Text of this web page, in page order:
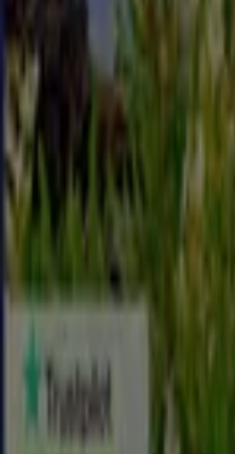
Schneller Blick
Angebote
Kategorie: Reisen und
UCI Kinowelt,
einen Klick
Willkommen bei
und Freizeit
in
2026können Sie bei
und Rabatte von
UCI
bekanntesten Marken